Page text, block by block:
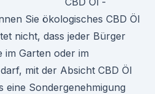
Sie ökologisches CBD Öl
nicht, dass jeder Bürger
Garten oder im
mit der Absicht CBD Öl
eine Sondergenehmigung